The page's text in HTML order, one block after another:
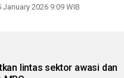
January 2026 9:09 WIB
lintas sektor awasi dan